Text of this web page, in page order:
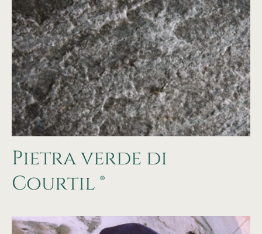
Pietra verde di
Courtil ®